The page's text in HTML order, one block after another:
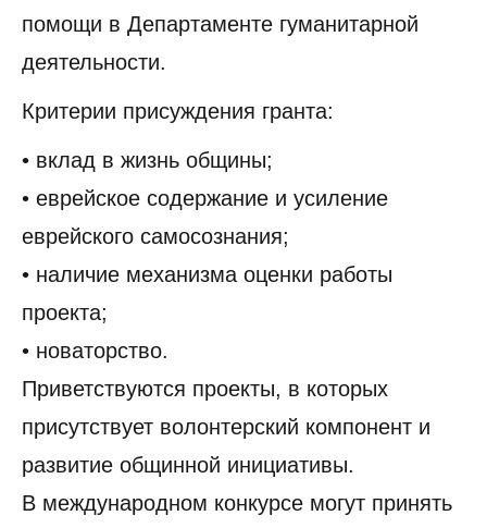
помощи в Департаменте гуманитарной
деятельности.
Критерии присуждения гранта:
• вклад в жизнь общины;
• еврейское содержание и усиление
еврейского самосознания;
• наличие механизма оценки работы
проекта;
• новаторство.
Приветствуются проекты, в которых
присутствует волонтерский компонент и
развитие общинной инициативы.
В международном конкурсе могут принять